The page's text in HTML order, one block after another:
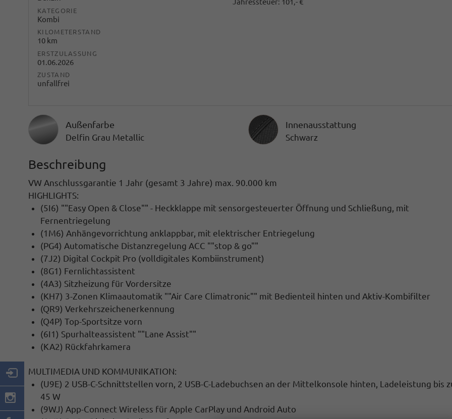
KATEGORIE
Kombi
KILOMETERSTAND
10 km
ERSTZULASSUNG
01.06.2026
ZUSTAND
unfallfrei
Jahressteuer: 101,- €
Außenfarbe
Delfin Grau Metallic
InnenausstattungInnenausstattung
Schwarz
Beschreibung
VW Anschlussgarantie 1 Jahr (gesamt 3 Jahre) max. 90.000 km
HIGHLIGHTS:
(5I6) ""Easy Open & Close"" - Heckklappe mit sensorgesteuerter Öffnung und Schließung, mit
Fernentriegelung
(1M6) Anhängevorrichtung anklappbar, mit elektrischer Entriegelung
(PG4) Automatische Distanzregelung ACC ""stop & go""
(7J2) Digital Cockpit Pro (volldigitales Kombiinstrument)
(8G1) Fernlichtassistent
(4A3) Sitzheizung für Vordersitze
(KH7) 3-Zonen Klimaautomatik ""Air Care Climatronic"" mit Bedienteil hinten und Aktiv-Kombifilter
(QR9) Verkehrszeichenerkennung
(Q4P) Top-Sportsitze vorn
(6I1) Spurhalteassistent ""Lane Assist""
(KA2) Rückfahrkamera
MULTIMEDIA UND KOMMUNIKATION:
(U9E) 2 USB-C-Schnittstellen vorn, 2 USB-C-Ladebuchsen an der Mittelkonsole hinten, Ladeleistung bis
45 W
(9WJ) App-Connect Wireless für Apple CarPlay und Android Auto